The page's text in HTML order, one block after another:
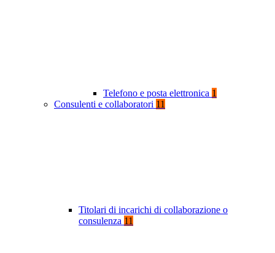
Telefono e posta elettronica 1
Consulenti e collaboratori 11
Titolari di incarichi di collaborazione o
consulenza 11